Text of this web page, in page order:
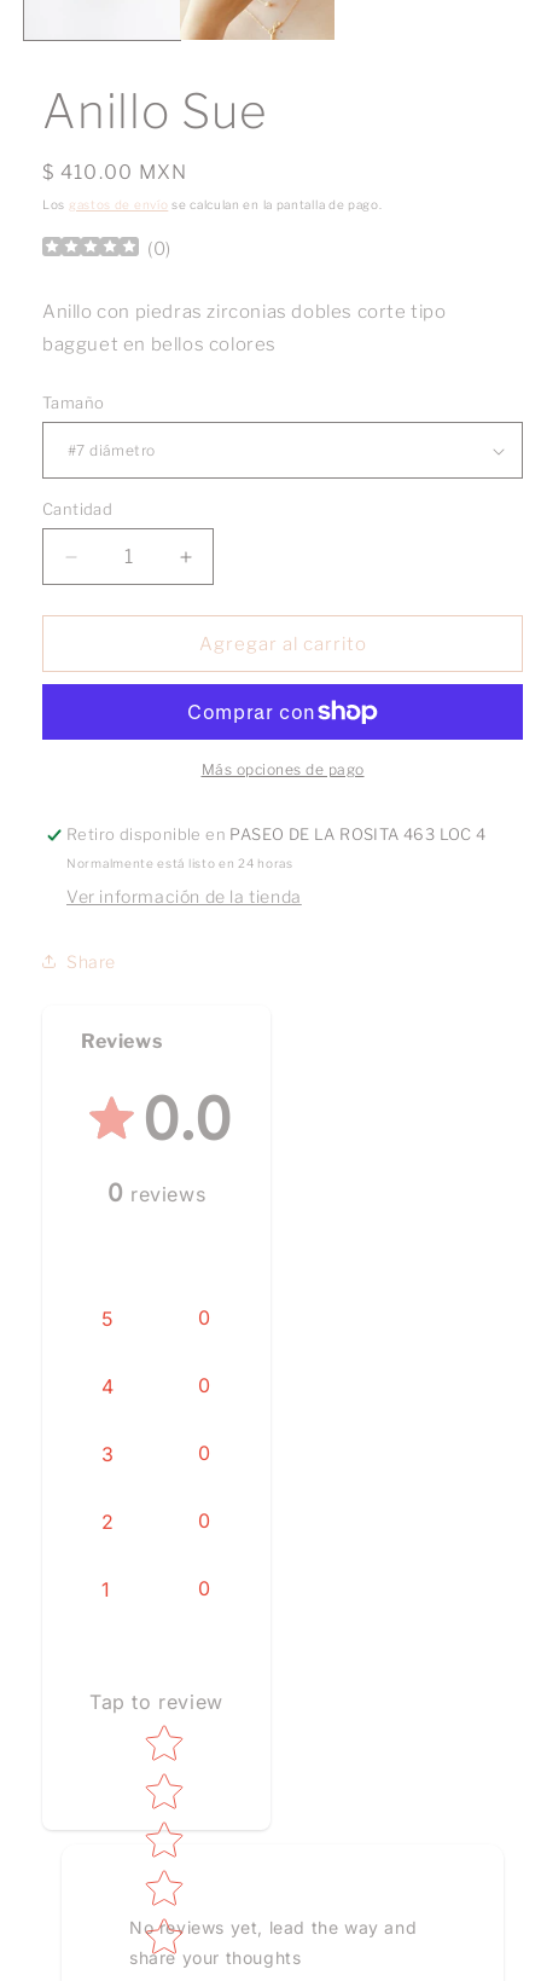
Anillo Sue
Precio
habitual
$ 410.00 MXN
Los gastos de envío se calculan en la pantalla de pago.
(0)
Anillo con piedras zirconias dobles corte tipo
bagguet en bellos colores
Tamaño
Cantidad
Reducir
cantidad
para
Sue
Aumentar
cantidad
para
Anillo
Sue
Agregar al carrito
Más opciones de pago
Retiro disponible en PASEO DE LA ROSITA 463 LOC 4
Normalmente está listo en 24 horas
Ver información de la tienda
Share
Reviews
0.0
0 reviews
5 0
4 0
3 0
2 0
1 0
Tap to review
Star rating
No reviews yet, lead the way and
share your thoughts